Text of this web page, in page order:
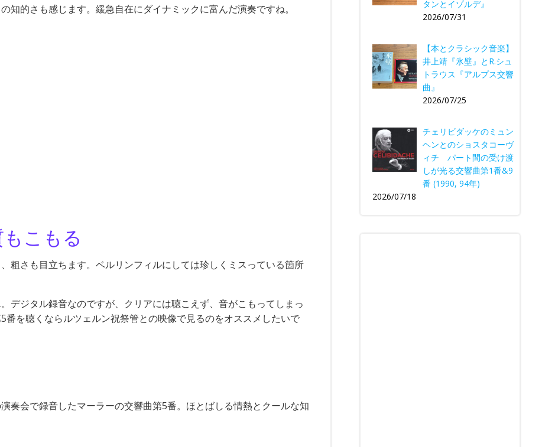
知的さも感じます。緩急自在にダイナミックに富んだ演奏ですね。
こもる
粗さも目立ちます。ベルリンフィルにしては珍しくミスっている箇所
デジタル録音なのですが、クリアには聴こえず、音がこもってしまっ
を聴くならルツェルン祝祭管との映像で見るのをオススメしたいで
奏会で録音したマーラーの交響曲第5番。ほとばしる情熱とクールな知
タンとイゾルデ』
2026/07/31
【本とクラシック音楽】
井上靖『氷壁』とR.シュ
トラウス『アルプス交響
曲』
2026/07/25
チェリビダッケのミュン
ヘンとのショスタコーヴ
ィチ パート間の受け渡
しが光る交響曲第1番&9
番 (1990, 94年)
2026/07/18